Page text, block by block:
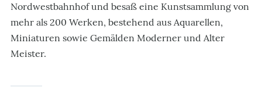
Nordwestbahnhof und besaß eine Kunstsammlung von
mehr als 200 Werken, bestehend aus Aquarellen,
Miniaturen sowie Gemälden Moderner und Alter
Meister.